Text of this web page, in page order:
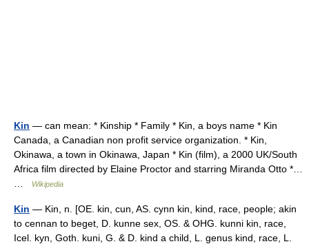
Kin — can mean: * Kinship * Family * Kin, a boys name * Kin
Canada, a Canadian non profit service organization. * Kin,
Okinawa, a town in Okinawa, Japan * Kin (film), a 2000 UK/South
Africa film directed by Elaine Proctor and starring Miranda Otto *…
Wikipedia
Kin — Kin, n. [OE. kin, cun, AS. cynn kin, kind, race, people; akin
to cennan to beget, D. kunne sex, OS. & OHG. kunni kin, race,
Icel. kyn, Goth. kuni, G. & D. kind a child, L. genus kind, race, L.